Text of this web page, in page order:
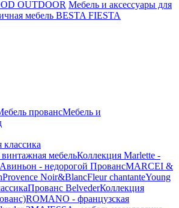
OUTDOOR Мебель и аксессуары для
мебель BESTA FIESTA
провансМебель и
классика
мебельКоллекция Marlette -
Авиньон - недорогой ПровансMARCEI &
Provence Noir&BlancFleur chantanteYoung
Прованс BelvederКоллекция
ROMANO - французская